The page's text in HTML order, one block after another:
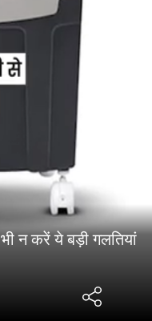
न करें ये बड़ी गलतियां